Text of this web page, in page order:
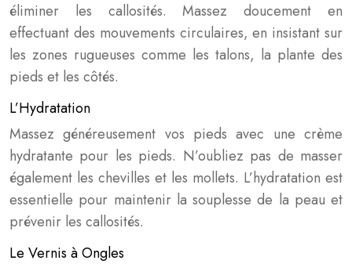
éliminer les callosités. Massez doucement en
effectuant des mouvements circulaires, en insistant sur
les zones rugueuses comme les talons, la plante des
pieds et les côtés.
L’Hydratation
Massez généreusement vos pieds avec une crème
hydratante pour les pieds. N’oubliez pas de masser
également les chevilles et les mollets. L’hydratation est
essentielle pour maintenir la souplesse de la peau et
prévenir les callosités.
Le Vernis à Ongles